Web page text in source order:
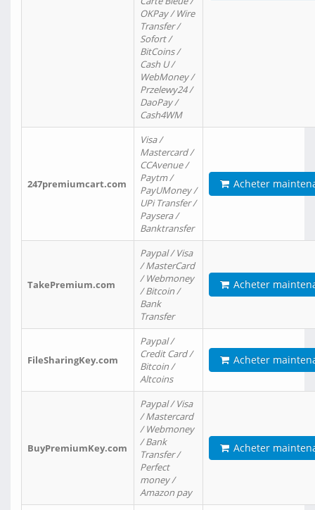
OKPay / Wire
Transfer /
Sofort /
BitCoins /
Cash U /
WebMoney /
Przelewy24 /
DaoPay /
Cash4WM
247premiumcart.com
Visa /
Mastercard /
CCAvenue /
Paytm /
PayUMoney /
UPi Transfer /
Paysera /
Banktransfer
Acheter
TakePremium.com
Paypal / Visa
/ MasterCard
/ Webmoney
/ Bitcoin /
Bank
Transfer
Acheter
FileSharingKey.com
Paypal /
Credit Card /
Bitcoin /
Altcoins
Acheter
BuyPremiumKey.com
Paypal / Visa
/ Mastercard
/ Webmoney
/ Bank
Transfer /
Perfect
money /
Amazon pay
Acheter